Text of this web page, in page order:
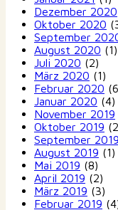
Dezember 2020
Oktober 2020
September
August 2020 (1)
Juli 2020 (2)
März 2020 (1)
Februar 2020
Januar 2020 (4)
November 2019
Oktober 2019
September 2019
August 2019 (1)
Mai 2019 (8)
April 2019 (2)
März 2019 (3)
Februar 2019